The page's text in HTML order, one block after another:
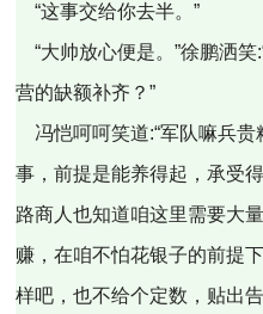
“这事交给你去半。”
“大帅放心便是。”徐鹏洒
营的缺额补齐？”
冯恺呵呵笑道:“军队嘛兵贵
事，前提是能养得起，承受
路商人也知道咱这里需要大
赚，在咱不怕花银子的前提
样吧，也不给个定数，贴出